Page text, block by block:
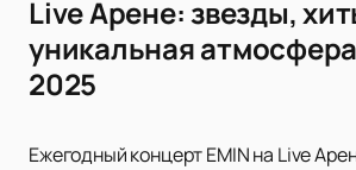
Live Арене: звезды,
уникальная
2025
Ежегодный концерт EMIN на Live